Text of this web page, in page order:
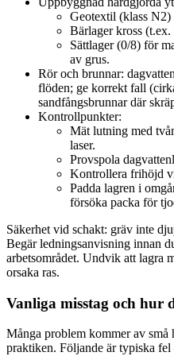
Geotextil (klass N2)
Bärlager kross
Sättlager (0/8) för
av grus.
Rör och brunnar:
flöden; ge korrekt fall
sandfångsbrunnar där
Kontrollpunkter:
Mät lutning med
laser.
Provspola
Kontrollera frihöjd
Padda lagren i
försöka packa för
Säkerhet vid schakt: gräv inte
Begär ledningsanvisning innan
arbetsområdet. Undvik att lagra
orsaka ras.
Vanliga misstag och hur
Många problem kommer av
praktiken. Följande är typiska fel